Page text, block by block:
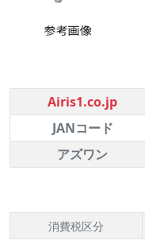
Airis1.co.jp
JANコード
アズワン
消費税区分